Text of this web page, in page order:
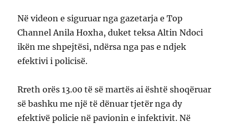
Në videon e siguruar nga gazetarja e Top
Channel Anila Hoxha, duket teksa Altin Ndoci
ikën me shpejtësi, ndërsa nga pas e ndjek
efektivi i policisë.
Rreth orës 13.00 të së martës ai është shoqëruar
së bashku me një të dënuar tjetër nga dy
efektivë policie në pavionin e infektivit. Në